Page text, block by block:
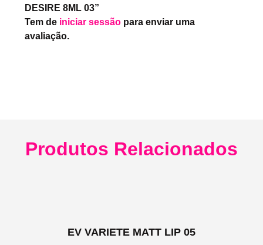
DESIRE 8ML 03”
Tem de iniciar sessão para enviar uma
avaliação.
Produtos Relacionados
EV VARIETE MATT LIP 05